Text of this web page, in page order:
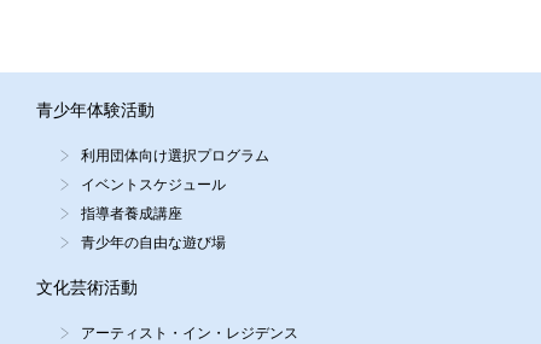
青少年体験活動
利用団体向け選択プログラム
イベントスケジュール
指導者養成講座
青少年の自由な遊び場
文化芸術活動
アーティスト・イン・レジデンス